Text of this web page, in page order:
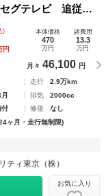
グテレビ 追従ク
リーナビ ＬＥＤ
Ｃ バックカメ
)
円
本体価格
470
万円
諸費用
13.3
万円
月々 46,100 円
走行
2.9万km
排気
2000cc
付 修復
なし
ヶ月・走行無制限)
ィ東京（株）
お気に入り